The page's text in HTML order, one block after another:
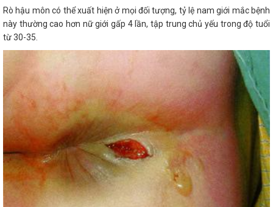
Rò hậu môn có thể xuất hiện ở mọi đối tượng, tỷ lệ nam giới mắc bệnh
này thường cao hơn nữ giới gấp 4 lần, tập trung chủ yếu trong độ tuổi
từ 30-35.